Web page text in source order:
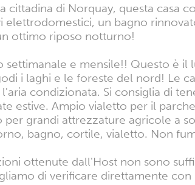
cittadina di Norquay, questa casa
un bagno
ottimo riposo notturno!
settimanale e mensile!! Questo è
i laghi e le foreste del nord! Le
condizionata. Si consiglia di
estive. Ampio vialetto per il
grandi attrezzature agricole a
bagno, cortile, vialetto. Non
ottenute dall'Host non sono
di verificare direttamente